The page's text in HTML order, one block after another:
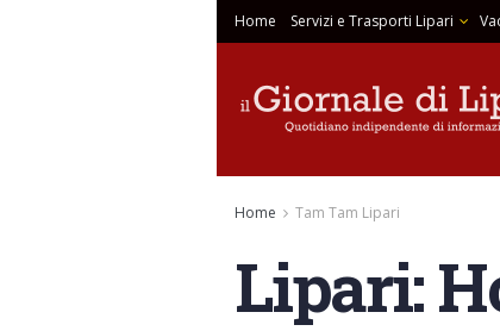
Home Servizi e Trasporti Lipari
Home Tam Tam Lipari
Lipari: